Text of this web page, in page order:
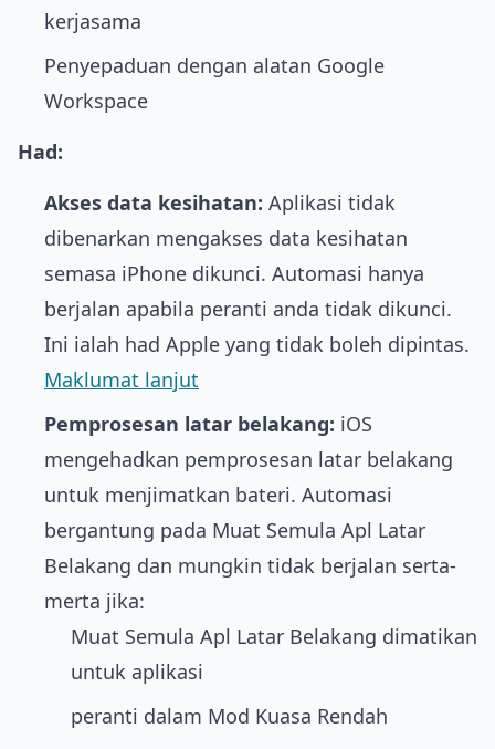
kerjasama
Penyepaduan dengan alatan Google
Workspace
Had:
Akses data kesihatan: Aplikasi tidak
dibenarkan mengakses data kesihatan
semasa iPhone dikunci. Automasi hanya
berjalan apabila peranti anda tidak dikunci.
Ini ialah had Apple yang tidak boleh dipintas.
Maklumat lanjut
Pemprosesan latar belakang: iOS
mengehadkan pemprosesan latar belakang
untuk menjimatkan bateri. Automasi
bergantung pada Muat Semula Apl Latar
Belakang dan mungkin tidak berjalan serta-
merta jika:
Muat Semula Apl Latar Belakang dimatikan
untuk aplikasi
peranti dalam Mod Kuasa Rendah